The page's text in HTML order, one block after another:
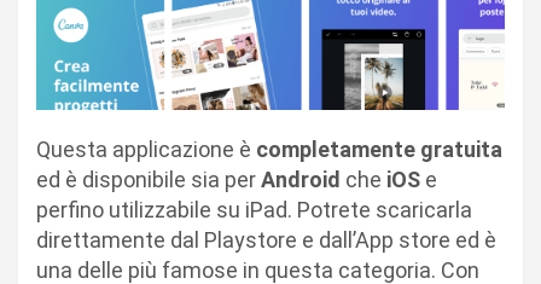
Questa applicazione è completamente gratuita
ed è disponibile sia perAndroid che iOS e
perfino utilizzabile su iPad. Potrete scaricarla
direttamente dal Playstore e dall’App store ed è
una delle più famose in questa categoria. Con